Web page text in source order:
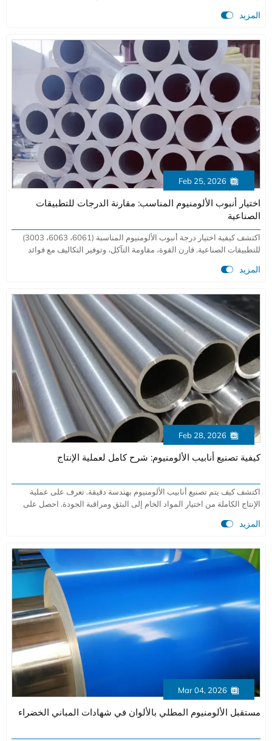
شركة رائدة في التصنيع.
المزيد 

Feb 25, 2026
اختيار أنبوب الألومنيوم المناسب: مقارنة الدرجات للتطبيقات
الصناعية
اكتشف كيفية اختيار درجة أنبوب الألومنيوم المناسبة (6061، 6063، 3003)
للتطبيقات الصناعية. قارن القوة، مقاومة التآكل، وتوفير التكاليف مع فوائد
المزيد 

Feb 28, 2026
كيفية تصنيع أنابيب الألومنيوم: شرح كامل لعملية الإنتاج
اكتشف كيف يتم تصنيع أنابيب الألومنيوم بهندسة دقيقة. تعرف على عملية
الإنتاج الكاملة من اختيار المواد الخام إلى البثق ومراقبة الجودة. احصل على
المزيد 

Mar 04, 2026
مستقبل الألومنيوم المطلي بالألوان في شهادات المباني الخضراء